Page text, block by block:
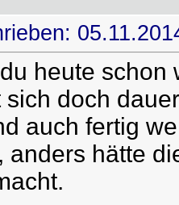
heute schon
sich doch
auch fertig
anders hätte